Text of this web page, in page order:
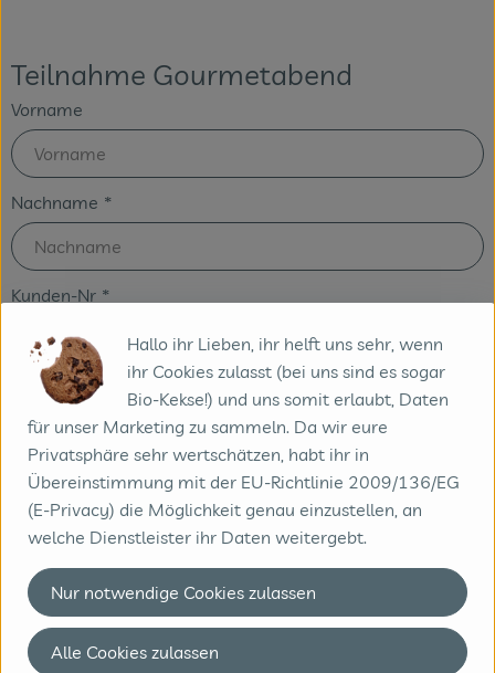
Blog
Teilnahme Gourmetabend
Vorname
Nachname *
Kunden-Nr *
Absenden
Kontakt
Zeissstraße 18 | 49733 Haren
05932/9949020
info@biobote.de
Hallo ihr Lieben, ihr helft uns sehr, wenn
ihr Cookies zulasst (bei uns sind es sogar
Bio-Kekse!) und uns somit erlaubt, Daten
für unser Marketing zu sammeln. Da wir eure
Privatsphäre sehr wertschätzen, habt ihr in
Übereinstimmung mit der EU-Richtlinie 2009/136/EG
(E-Privacy) die Möglichkeit genau einzustellen, an
welche Dienstleister ihr Daten weitergebt.
Nur notwendige Cookies zulassen
Alle Cookies zulassen